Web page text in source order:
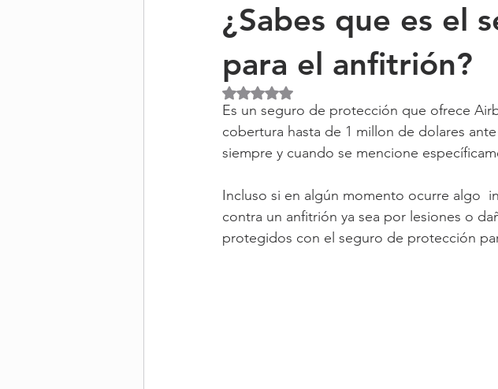
¿Sabes que es el
para el anfitrión?
Obtuvo NaN de 5 estrellas.
Es un seguro de protección que ofrece
cobertura hasta de 1 millon de dolares
siempre y cuando se mencione
Incluso si en algún momento ocurre algo
contra un anfitrión ya sea por lesiones o
protegidos con el seguro de protección